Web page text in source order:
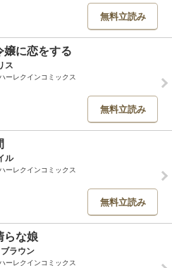
無料立読み
嬢に恋をする
ス
ーレクインコミックス
無料立読み
ル
ーレクインコミックス
無料立読み
らな娘
ラウン
ーレクインコミックス